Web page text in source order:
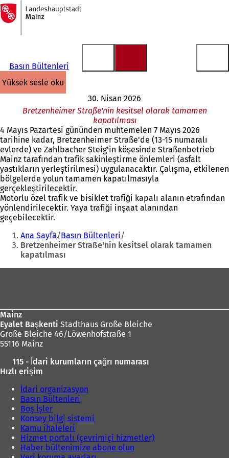
İçeriğe atla
Ana
sayfaya
Basın Bültenleri
yüksek sesle oku
30. Nisan 2026
Bretzenheimer Straße'nin kesitsel olarak tamamen
kapatılması
4 Mayıs Pazartesi gününden muhtemelen 7 Mayıs 2026
tarihine kadar, Bretzenheimer Straße'de (13-15 numaralı
evlerde) ve Zahlbacher Steig'in köşesinde Straßenbetrieb
Mainz tarafından trafik sakinleştirme önlemleri (asfalt
yastıkların yerleştirilmesi) uygulanacaktır. Çalışma, etkilenen
bölgelerde yolun tamamen kapatılmasıyla
gerçekleştirilecektir.
Motorlu özel trafik ve bisiklet trafiği kapalı alanın etrafından
yönlendirilecektir. Yaya trafiği inşaat alanından
geçebilecektir.
Buradasınız:
Ana Sayfa Basın Bültenleri
Bretzenheimer Straße'nin kesitsel olarak tamamen
kapatılması
Mainz
Eyalet Başkenti Stadthaus Große Bleiche
Große Bleiche 46/Löwenhofstraße 1
55116 Mainz
115 - İdari kurumların çağrı numarası
Hızlı erişim
İdari organizasyon
Basın Bültenleri
Boş İşler
Konsey bilgi sistemi
Kamu ihaleleri
Hizmet portalı (çevrimiçi hizmetler)
Haber bültenimize abone olun